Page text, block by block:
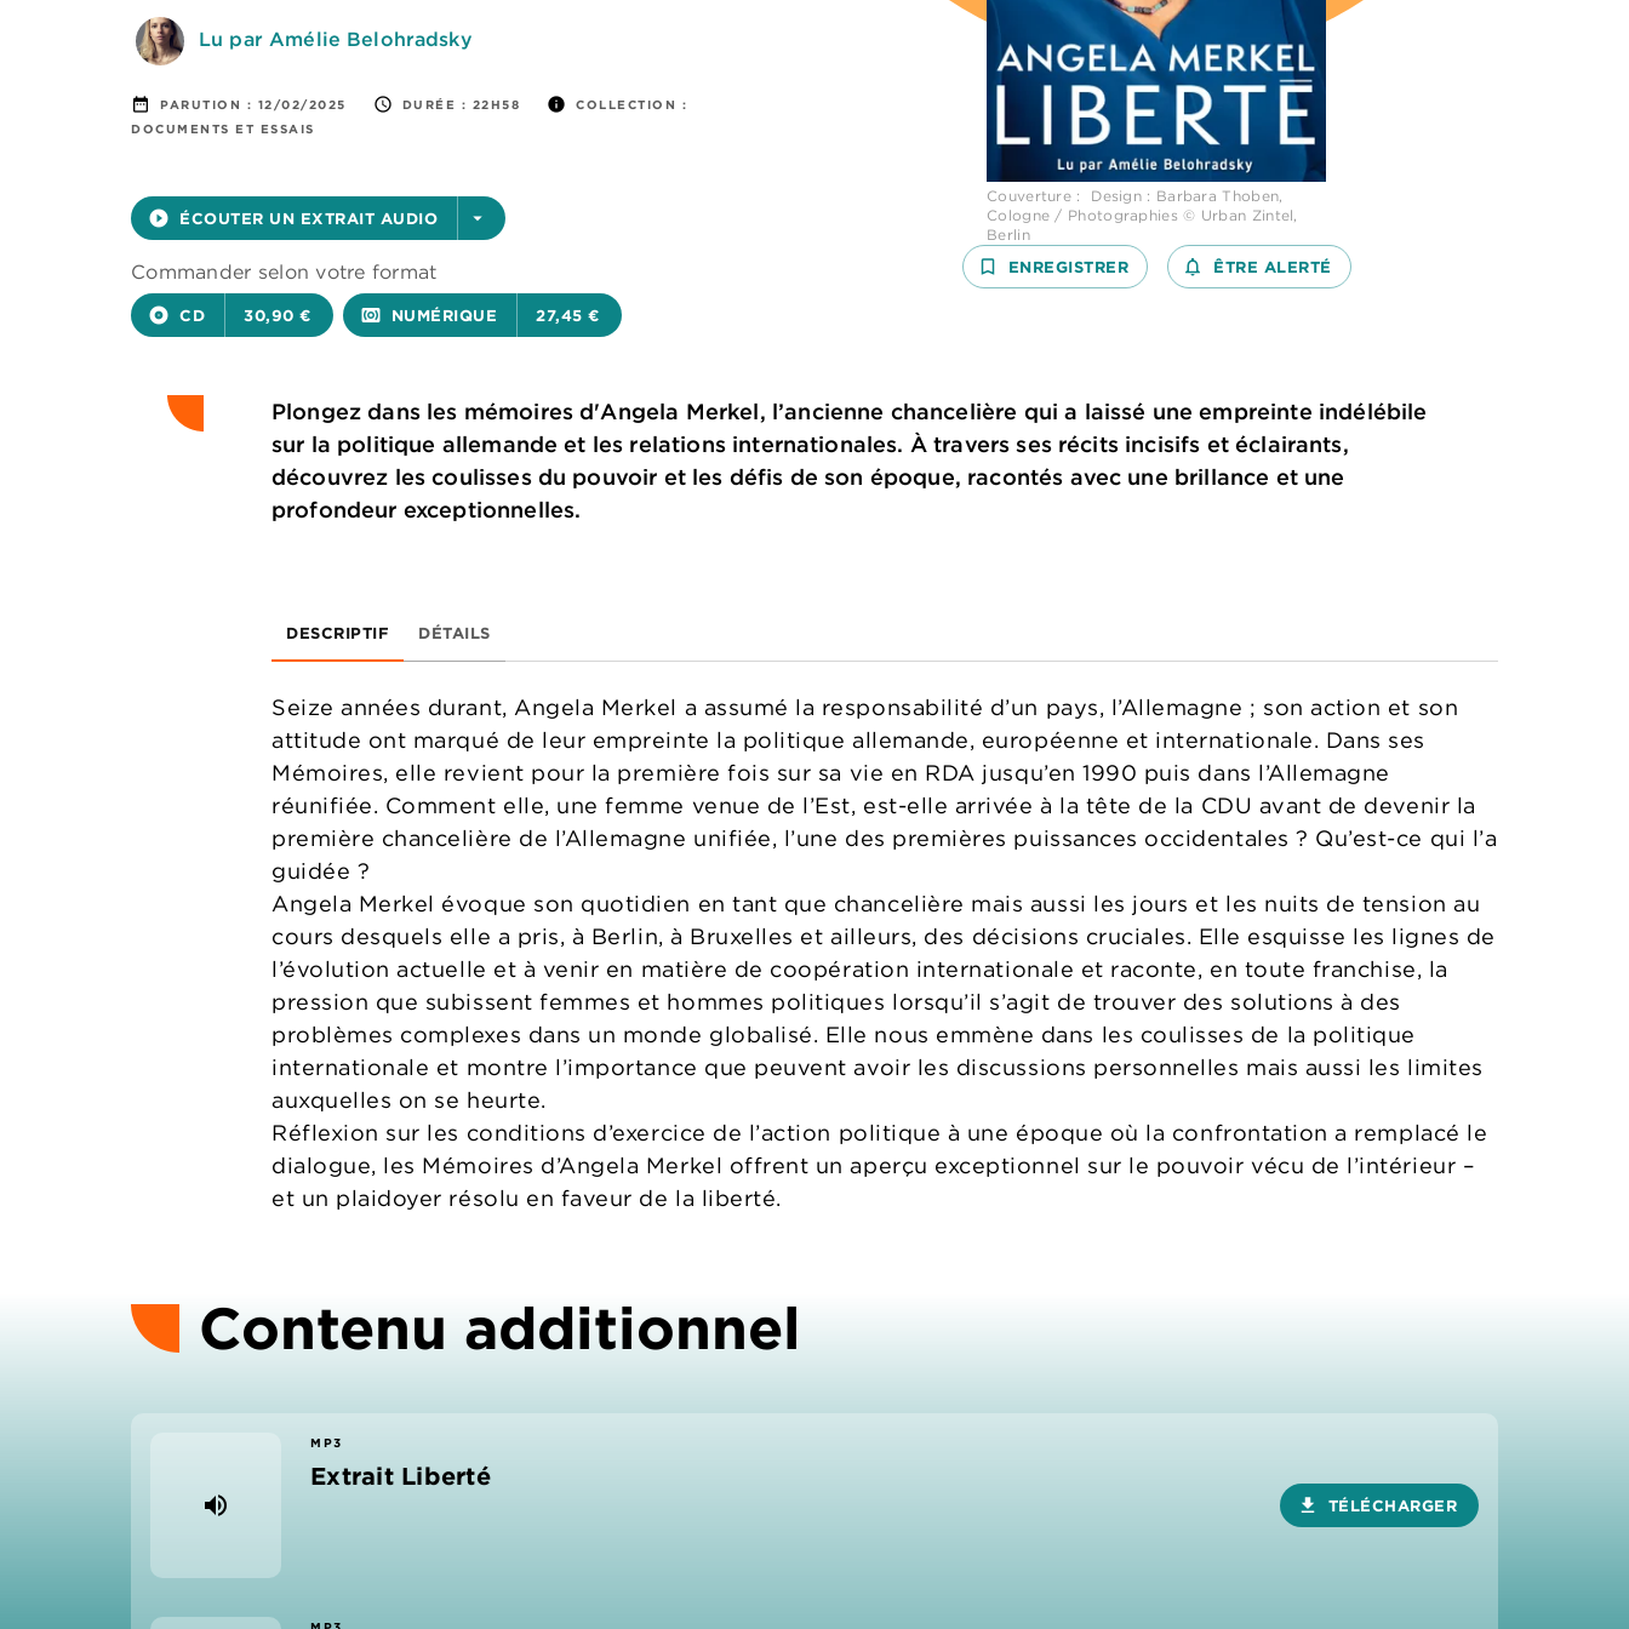
Lu par Amélie Belohradsky
date_range PARUTION : 12/02/2025 access_time DURÉE : 22H58 info
COLLECTION :
DOCUMENTS ET ESSAIS
play_circle_filled ÉCOUTER UN EXTRAIT AUDIO arrow_drop_down
Commander selon votre format
album CD 30,90 € surround_sound NUMÉRIQUE 27,45 €
Couverture : Design : Barbara Thoben,
Cologne / Photographies © Urban Zintel,
Berlin
bookmark_border ENREGISTRER notifications_none_outlined
ÊTRE ALERTÉ
Plongez dans les mémoires d'Angela Merkel, l’ancienne chancelière qui a laissé une empreinte indélébile
sur la politique allemande et les relations internationales. À travers ses récits incisifs et éclairants,
découvrez les coulisses du pouvoir et les défis de son époque, racontés avec une brillance et une
profondeur exceptionnelles.
DESCRIPTIF DÉTAILS
Seize années durant, Angela Merkel a assumé la responsabilité d’un pays, l’Allemagne ; son action et son
attitude ont marqué de leur empreinte la politique allemande, européenne et internationale. Dans ses
Mémoires, elle revient pour la première fois sur sa vie en RDA jusqu’en 1990 puis dans l’Allemagne
réunifiée. Comment elle, une femme venue de l’Est, est-elle arrivée à la tête de la CDU avant de devenir la
première chancelière de l’Allemagne unifiée, l’une des premières puissances occidentales ? Qu’est-ce qui l’a
guidée ?
Angela Merkel évoque son quotidien en tant que chancelière mais aussi les jours et les nuits de tension au
cours desquels elle a pris, à Berlin, à Bruxelles et ailleurs, des décisions cruciales. Elle esquisse les lignes de
l’évolution actuelle et à venir en matière de coopération internationale et raconte, en toute franchise, la
pression que subissent femmes et hommes politiques lorsqu’il s’agit de trouver des solutions à des
problèmes complexes dans un monde globalisé. Elle nous emmène dans les coulisses de la politique
internationale et montre l’importance que peuvent avoir les discussions personnelles mais aussi les limites
auxquelles on se heurte.
Réflexion sur les conditions d’exercice de l’action politique à une époque où la confrontation a remplacé le
dialogue, les Mémoires d’Angela Merkel offrent un aperçu exceptionnel sur le pouvoir vécu de l’intérieur –
et un plaidoyer résolu en faveur de la liberté.
Contenu additionnel
volume_up
MP3
Extrait Liberté
download TÉLÉCHARGER